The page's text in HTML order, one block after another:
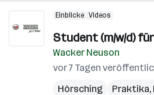
Einblicke Videos
Student (m/w/d)
Wacker Neuson
vor 7 Tagen
Hörsching
Praktika,